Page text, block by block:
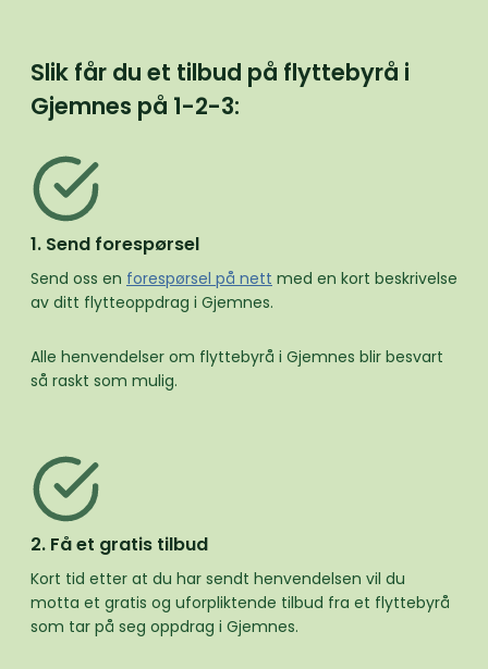
Slik får du et tilbud på flyttebyrå i
Gjemnes på 1-2-3:
1. Send forespørsel
Send oss en forespørsel på nett med en kort beskrivelse
av ditt flytteoppdrag i Gjemnes.
Alle henvendelser om flyttebyrå i Gjemnes blir besvart
så raskt som mulig.
2. Få et gratis tilbud
Kort tid etter at du har sendt henvendelsen vil du
motta et gratis og uforpliktende tilbud fra et flyttebyrå
som tar på seg oppdrag i Gjemnes.